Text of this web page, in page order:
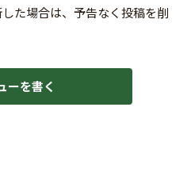
た場合は、予告なく投稿を削
ーを書く